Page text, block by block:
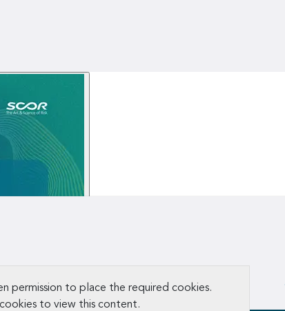
permission to place the required cookies.
to view this content.